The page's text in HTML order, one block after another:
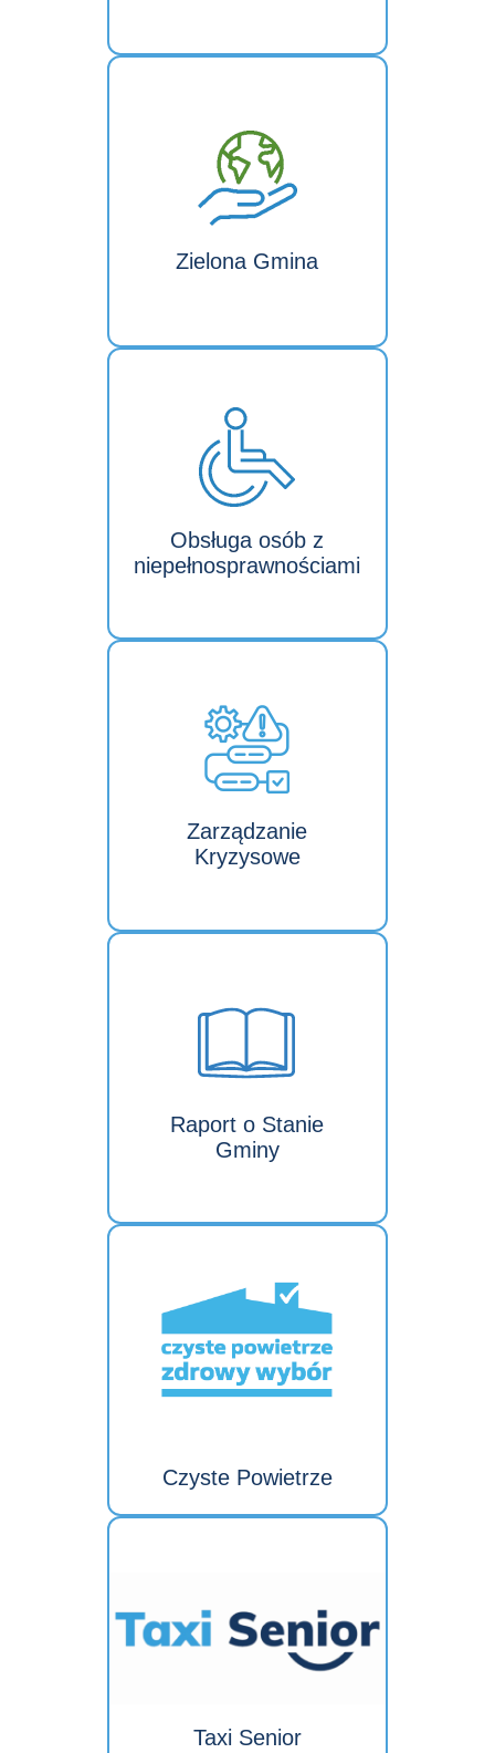
Zielona Gmina
Obsługa osób z
niepełnosprawnościami
Zarządzanie
Kryzysowe
Raport o Stanie
Gminy
Czyste Powietrze
Taxi Senior